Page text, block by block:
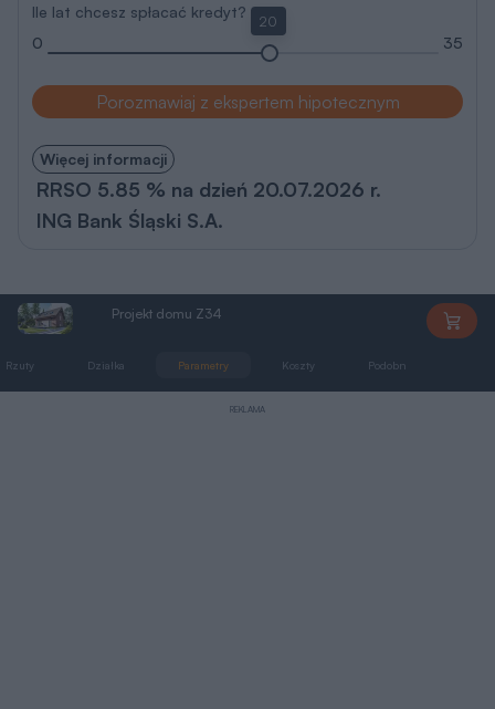
Ile lat chcesz spłacać kredyt?
0
20
35
Porozmawiaj z ekspertem hipotecznym
Więcej informacji
RRSO 5.85 % na dzień 20.07.2026 r.
ING Bank Śląski S.A.
Projekt domu Z34
Rzuty Działka Parametry Koszty Podobne
REKLAMA